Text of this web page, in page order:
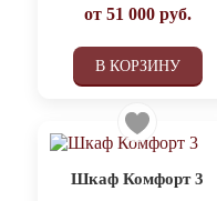
от 51 000руб.
В КОРЗИНУ
Шкаф Комфорт 3